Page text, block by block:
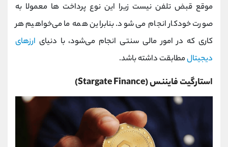
موقع قبض تلفن نیست زیرا این نوع پرداخت ها معمولا به
صورت خودکار انجام می شود. بنابراین همه ما می‌خواهیم هر
کاری که در امور مالی سنتی انجام می‌شود، با دنیای ارزهای
دیجیتالمطابقت داشته باشد.
استارگیت فایننس (Stargate Finance)